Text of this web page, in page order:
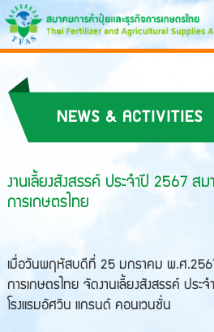
NEWS & ACTIVITIES
งานเลี้ยงสังสรรค์ ประจำปี 2567 สม
การเกษตรไทย
เมื่อวันพฤหัสบดีที่ 25 มกราคม พ.ศ
การเกษตรไทย จัดงานเลี้ยงสังสรรค์ ปร
โรงแรมอัศวิน แกรนด์ คอนเวนชั่น